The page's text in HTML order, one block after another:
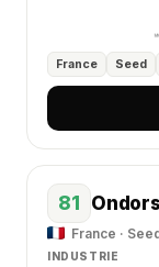
France Seed
81
France ·
INDUSTRIE